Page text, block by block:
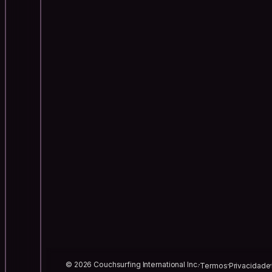
© 2026 Couchsurfing International Inc.TermosPrivacidade